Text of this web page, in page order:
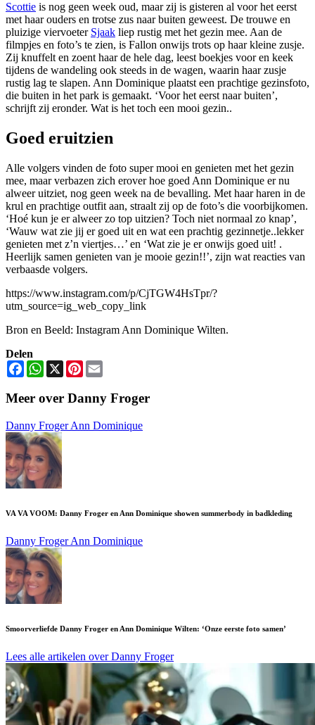
Scottie is nog geen week oud, maar zij is gisteren al voor het eerst
met haar ouders en trotse zus naar buiten geweest. De trouwe en
pluizige viervoeter Sjaak liep rustig met het gezin mee. Aan de
filmpjes en foto’s te zien, is Fallon onwijs trots op haar kleine zusje.
Zij knuffelt en zoent haar de hele dag, leest boekjes voor en keek
tijdens de wandeling ook steeds in de wagen, waarin haar zusje
rustig lag te slapen. Ann Dominique plaatst een prachtige gezinsfoto,
die buiten in het park is gemaakt. ‘Voor het eerst naar buiten’,
schrijft zij eronder. Wat is het toch een mooi gezin..
Goed eruitzien
Alle volgers vinden de foto super mooi en genieten met het gezin
mee, maar verbazen zich erover hoe goed Ann Dominique er nu
alweer uitziet, nog geen week na de bevalling. Met haar haren in de
krul en prachtige outfit aan, straalt zij op de foto’s die voorbijkomen.
‘Hoé kun je er alweer zo top uitzien? Toch niet normaal zo knap’,
‘Wauw wat zie jij er goed uit en wat een prachtig gezinnetje..lekker
genieten met z’n viertjes…’ en ‘Wat zie je er onwijs goed uit! .
Heerlijk samen genieten van je mooie gezin!!’, zijn wat reacties van
verbaasde volgers.
https://www.instagram.com/p/CjTGW4HsTpr/?
utm_source=ig_web_copy_link
Bron en Beeld: Instagram Ann Dominique Wilten.
Delen
FacebookWhatsApp
X Pinterest
Meer over Danny Froger
Danny FrogerAnn Dominique
VA VA VOOM: Danny Froger en Ann Dominique showen summerbody in badkleding
Danny FrogerAnn Dominique
Smoorverliefde Danny Froger en Ann Dominique Wilten: ‘Onze eerste foto samen’
Lees alle artikelen over Danny Froger